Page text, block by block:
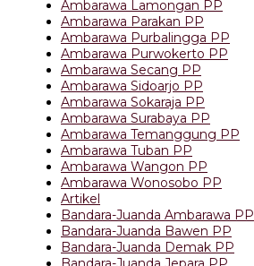
Ambarawa Lamongan PP
Ambarawa Parakan PP
Ambarawa Purbalingga PP
Ambarawa Purwokerto PP
Ambarawa Secang PP
Ambarawa Sidoarjo PP
Ambarawa Sokaraja PP
Ambarawa Surabaya PP
Ambarawa Temanggung PP
Ambarawa Tuban PP
Ambarawa Wangon PP
Ambarawa Wonosobo PP
Artikel
Bandara-Juanda Ambarawa PP
Bandara-Juanda Bawen PP
Bandara-Juanda Demak PP